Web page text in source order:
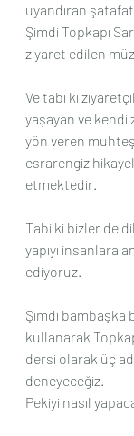
uyandıran
Şimdi Topkapı
ziyaret edilen
Ve tabi ki
yaşayan ve kendi
yön veren
esrarengiz
etmektedir.
Tabi ki bizler de
yapıyı insanlara
ediyoruz.
Şimdi bambaşka
kullanarak
dersi olarak üç
deneyeceğiz.
Pekiyi nasıl